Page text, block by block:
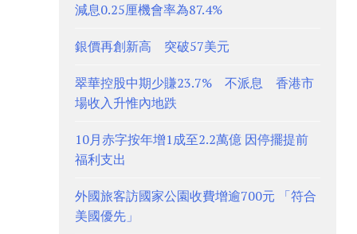
減息0.25厘機會率為87.4%
銀價再創新高 突破57美元
翠華控股中期少賺23.7% 不派息 香港市
場收入升惟內地跌
10月赤字按年增1成至2.2萬億 因停擺提前
福利支出
外國旅客訪國家公園收費增逾700元 「符合
美國優先」